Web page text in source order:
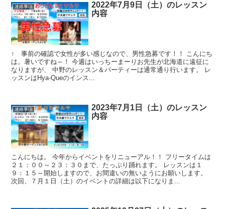
連絡事項
2022年7月9日（土）のレッスン
内容
↑ 事前の確認で女性が多い感じなので、男性急募です！！ こんにち
は。暑いですね～！ 今週はいっちーまーりお先生が北海道に遠征に
なりますが、 中野のレッスン＆パーティーは通常通り行います。 レ
ッスンはHya-Queのインス...
連絡事項
2023年7月1日（土）のレッスン
内容
こんにちは。 今年からイベントをリニューアル！！ フリータイムは
２１：００～２３：３０まで、たっぷり踊れます。 レッスンは１
９：１５～開始しますので、お間違いの無いようにお願いします。
次回、７月１日（土）のイベントの詳細は以下になりま...